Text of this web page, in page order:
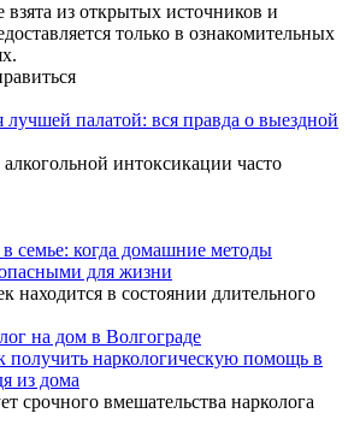
из открытых источников и
только в ознакомительных
лучшей палатой: вся правда о выездной
интоксикации часто
семье: когда домашние методы
опасными для жизни
находится в состоянии длительного
получить наркологическую помощь в
из дома
срочного вмешательства нарколога